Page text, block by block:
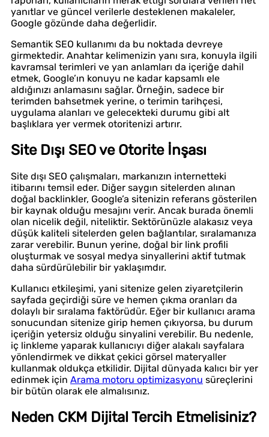
yanıtlar ve güncel verilerle desteklenen makaleler,
Google gözünde daha değerlidir.
Semantik SEO kullanımı da bu noktada devreye
girmektedir. Anahtar kelimenizin yanı sıra, konuyla ilgili
kavramsal terimleri ve yan anlamları da içeriğe dahil
etmek, Google’ın konuyu ne kadar kapsamlı ele
aldığınızı anlamasını sağlar. Örneğin, sadece bir
terimden bahsetmek yerine, o terimin tarihçesi,
uygulama alanları ve gelecekteki durumu gibi alt
başlıklara yer vermek otoritenizi artırır.
Site Dışı SEO ve Otorite İnşası
Site dışı SEO çalışmaları, markanızın internetteki
itibarını temsil eder. Diğer saygın sitelerden alınan
doğal backlinkler, Google’a sitenizin referans gösterilen
bir kaynak olduğu mesajını verir. Ancak burada önemli
olan nicelik değil, niteliktir. Sektörünüzle alakasız veya
düşük kaliteli sitelerden gelen bağlantılar, sıralamanıza
zarar verebilir. Bunun yerine, doğal bir link profili
oluşturmak ve sosyal medya sinyallerini aktif tutmak
daha sürdürülebilir bir yaklaşımdır.
Kullanıcı etkileşimi, yani sitenize gelen ziyaretçilerin
sayfada geçirdiği süre ve hemen çıkma oranları da
dolaylı bir sıralama faktörüdür. Eğer bir kullanıcı arama
sonucundan sitenize girip hemen çıkıyorsa, bu durum
içeriğin yetersiz olduğu sinyalini verebilir. Bu nedenle,
iç linkleme yaparak kullanıcıyı diğer alakalı sayfalara
yönlendirmek ve dikkat çekici görsel materyaller
kullanmak oldukça etkilidir. Dijital dünyada kalıcı bir yer
edinmek için Arama motoru optimizasyonu süreçlerini
bir bütün olarak ele almalısınız.
Neden CKM Dijital Tercih Etmelisiniz?